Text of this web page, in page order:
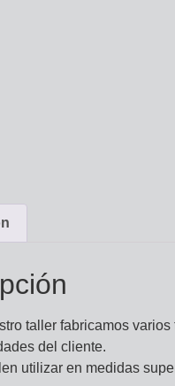
taller fabricamos
del cliente.
utilizar en medidas